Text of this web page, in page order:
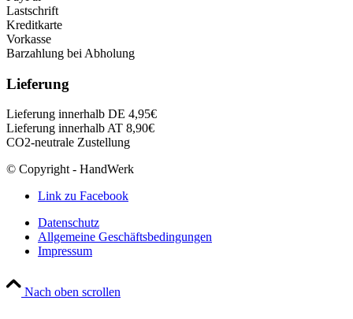
Lastschrift
Kreditkarte
Vorkasse
Barzahlung bei Abholung
Lieferung
Lieferung innerhalb DE 4,95€
Lieferung innerhalb AT 8,90€
CO2-neutrale Zustellung
© Copyright - HandWerk
Link zu Facebook
Datenschutz
Allgemeine Geschäftsbedingungen
Impressum
Nach oben scrollen